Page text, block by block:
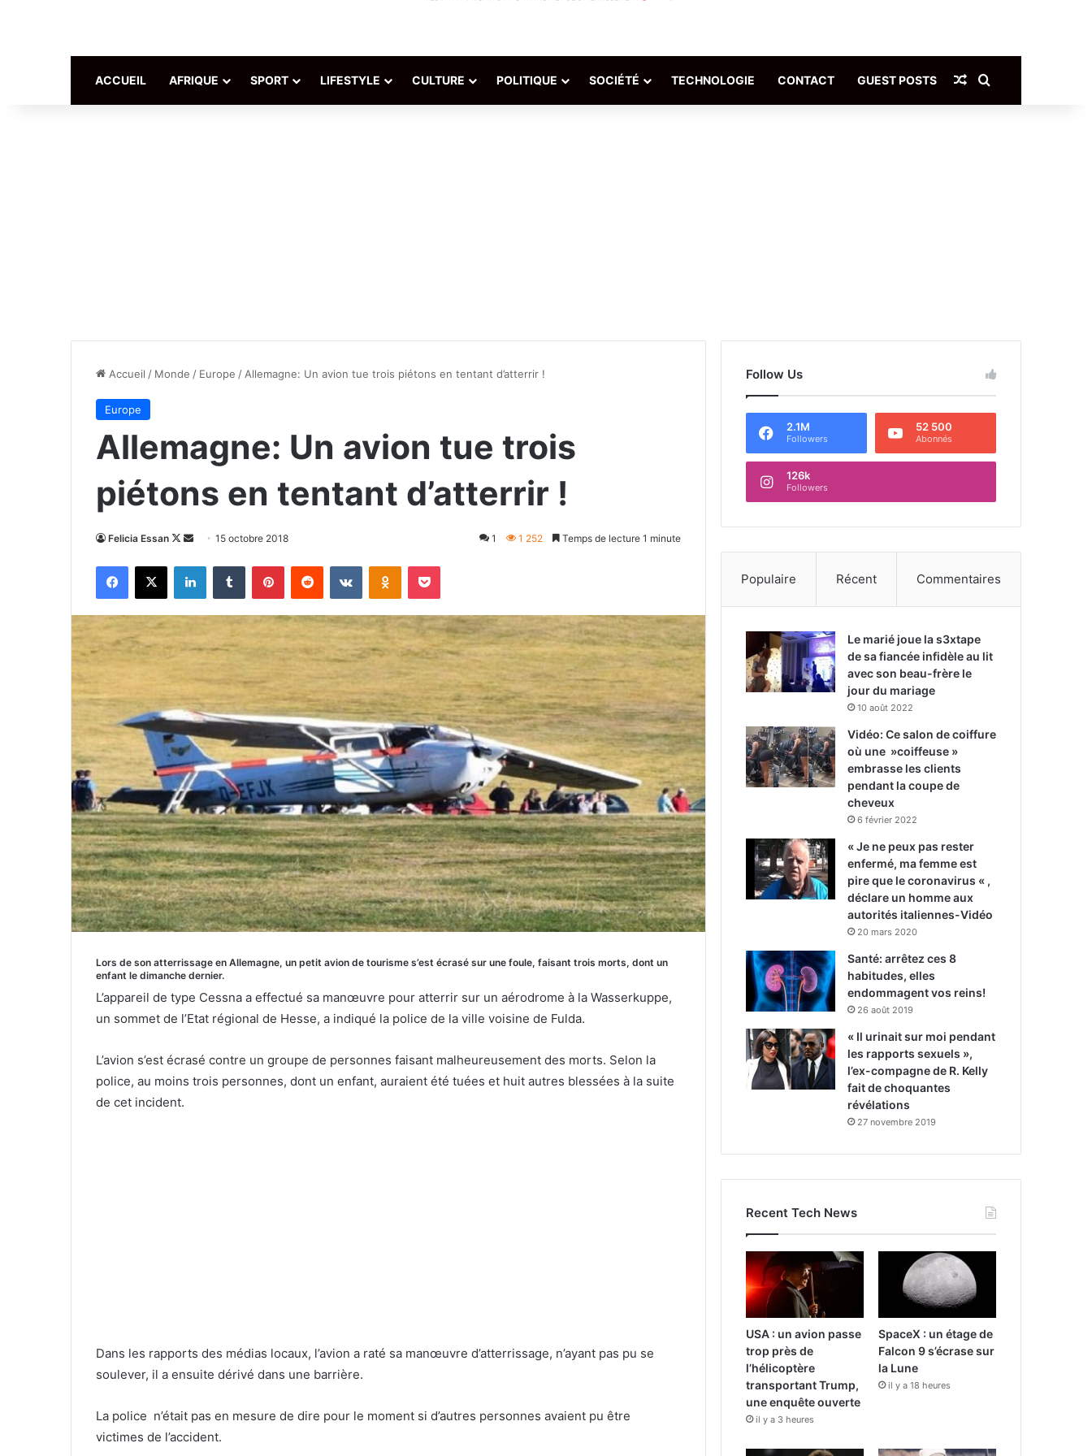
ACCUEIL AFRIQUE SPORT LIFESTYLE CULTURE POLITIQUE SOCIÉTÉ TECHNOLOGIE CONTACT GUEST POSTS Article Aléatoire
Accueil / Monde / Europe / Allemagne: Un avion tue trois piétons en tentant d’atterrir !
Europe
Allemagne: Un avion tue trois
piétons en tentant d’atterrir !
Felicia Essan
Follow
X
Envoyer15 octobre 2018 1 1 252 Temps de lecture 1 minute
Facebook
X LinkedinTumblr PinterestReddit VKontakteOdnoklassniki
Pocket
Lors de son atterrissage en Allemagne, un petit avion de tourisme s’est écrasé sur une foule, faisant trois morts, dont un
enfant le dimanche dernier.
L’appareil de type Cessna a effectué sa manœuvre pour atterrir sur un aérodrome à la Wasserkuppe,
un sommet de l’Etat régional de Hesse, a indiqué la police de la ville voisine de Fulda.
L’avion s’est écrasé contre un groupe de personnes faisant malheureusement des morts. Selon la
police, au moins trois personnes, dont un enfant, auraient été tuées et huit autres blessées à la suite
de cet incident.
Dans les rapports des médias locaux, l’avion a raté sa manœuvre d’atterrissage, n’ayant pas pu se
soulever, il a ensuite dérivé dans une barrière.
La police n’était pas en mesure de dire pour le moment si d’autres personnes avaient pu être
victimes de l’accident.
Follow Us
2.1M
Followers
52 500
Abonnés
126k
Followers
Populaire Récent Commentaires
Le marié joue la s3xtape
de sa fiancée infidèle au lit
avec son beau-frère le
jour du mariage
10 août 2022
Vidéo: Ce salon de coiffure
où une »coiffeuse »
embrasse les clients
pendant la coupe de
cheveux
6 février 2022
« Je ne peux pas rester
enfermé, ma femme est
pire que le coronavirus « ,
déclare un homme aux
autorités italiennes-Vidéo
20 mars 2020
Santé: arrêtez ces 8
habitudes, elles
endommagent vos reins!
26 août 2019
« Il urinait sur moi pendant
les rapports sexuels »,
l’ex-compagne de R. Kelly
fait de choquantes
révélations
27 novembre 2019
Recent Tech News
USA : un avion passe
trop près de
l’hélicoptère
transportant Trump,
une enquête ouverte
il y a 3 heures
SpaceX : un étage de
Falcon 9 s’écrase sur
la Lune
il y a 18 heures